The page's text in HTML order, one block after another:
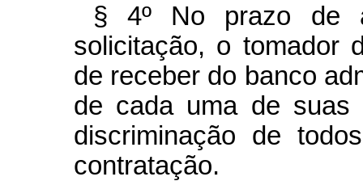
§ 4º No prazo de
solicitação, o tomador
de receber do banco
de cada uma de suas
discriminação de
contratação.